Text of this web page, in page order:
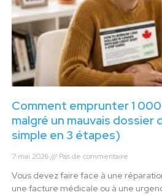
Comment emprunter 1 000
malgré un mauvais dossier
simple en 3 étapes)
7 mai 2026 Pas de commentaire
Vous devez faire face à une
une facture médicale ou à une